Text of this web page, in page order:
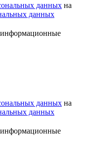
данных на
данных
информационные
данных на
данных
информационные